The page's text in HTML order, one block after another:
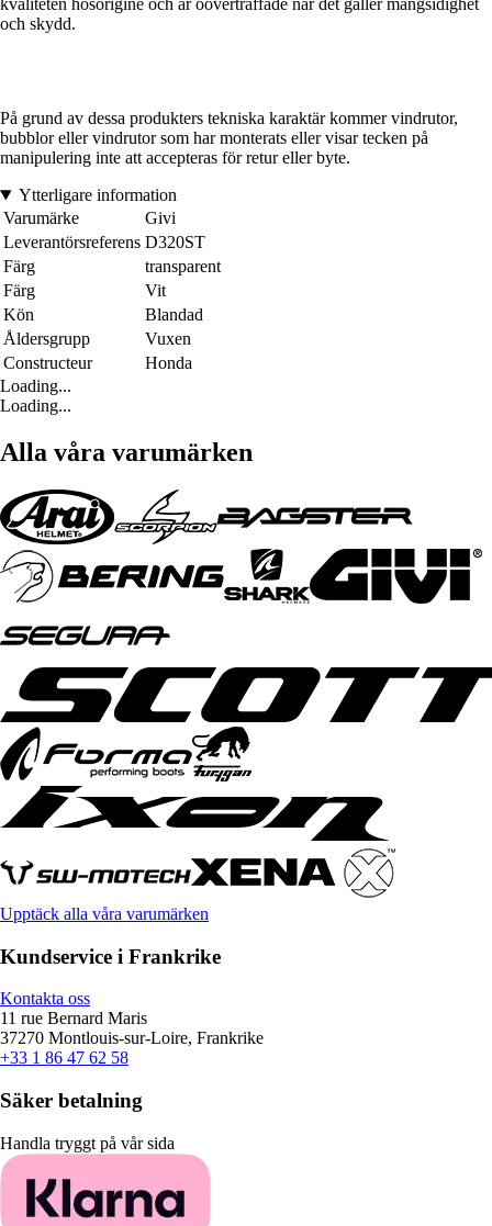
kvaliteten hosorigine och är oöverträffade när det gäller mångsidighet
och skydd.
På grund av dessa produkters tekniska karaktär kommer vindrutor,
bubblor eller vindrutor som har monterats eller visar tecken på
manipulering inte att accepteras för retur eller byte.
Ytterligare information
Varumärke
Givi
Leverantörsreferens D320ST
Färg
transparent
Färg
Vit
Kön
Blandad
Åldersgrupp
Vuxen
Constructeur
Honda
Loading...
Loading...
Alla våra varumärken
Upptäck alla våra varumärken
Kundservice i Frankrike
Kontakta oss
11 rue Bernard Maris
37270 Montlouis-sur-Loire, Frankrike
+33 1 86 47 62 58
Säker betalning
Handla tryggt på vår sida